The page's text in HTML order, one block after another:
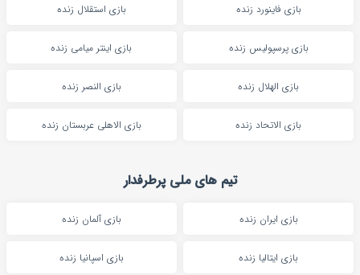
بازی فاینورد زنده بازی استقلال زنده
بازی پرسپولیس زنده بازی اینتر میامی زنده
بازی الهلال زنده بازی النصر زنده
بازی الاتحاد زنده بازی الاهلی عربستان زنده
تیم های ملی پرطرفدار
بازی ایران زنده بازی آلمان زنده
بازی ایتالیا زنده بازی اسپانیا زنده